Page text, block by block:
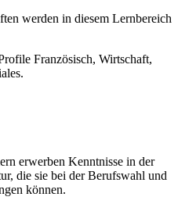
werden in diesem Lernbereich
Französisch, Wirtschaft,
erwerben Kenntnisse in der
die sie bei der Berufswahl und
können.